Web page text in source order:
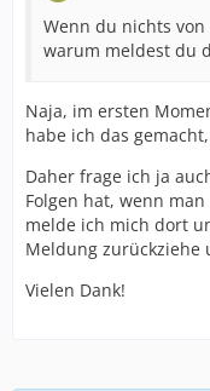
Wenn du nichts
warum meldest du
Naja, im ersten
habe ich das
Daher frage ich ja
Folgen hat, wenn
melde ich mich dort
Meldung zurückziehe
Vielen Dank!